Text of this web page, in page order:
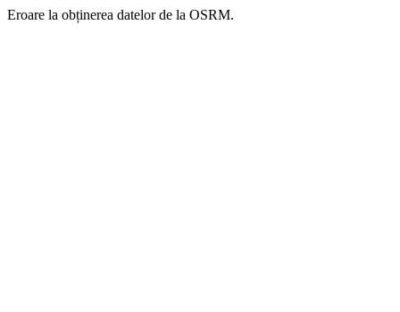
Eroare la obținerea datelor de la OSRM.